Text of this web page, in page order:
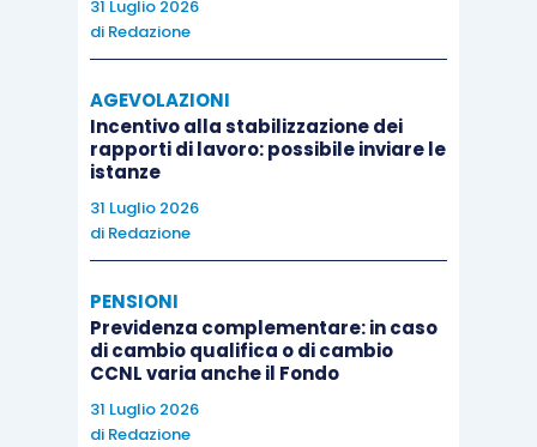
31 Luglio 2026
di Redazione
AGEVOLAZIONI
Incentivo alla stabilizzazione dei
rapporti di lavoro: possibile inviare le
istanze
31 Luglio 2026
di Redazione
PENSIONI
Previdenza complementare: in caso
di cambio qualifica o di cambio
CCNL varia anche il Fondo
31 Luglio 2026
di Redazione